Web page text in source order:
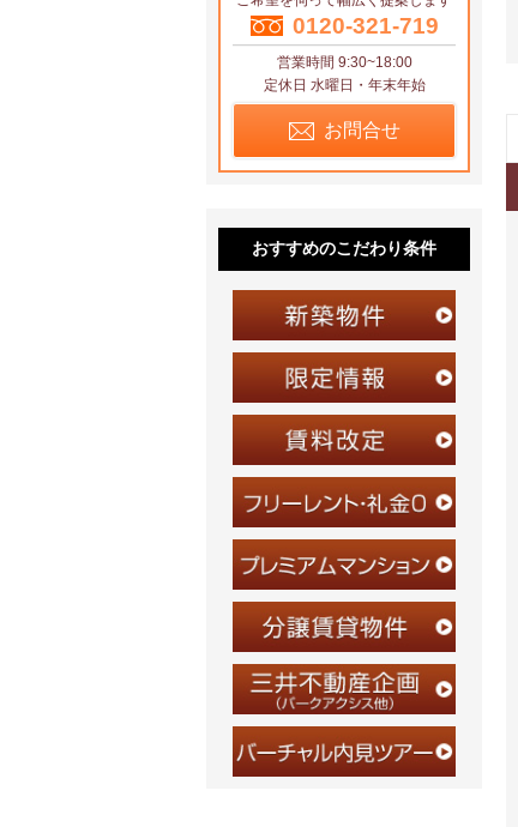
0120-321-719
営業時間 9:30~18:00
定休日 水曜日・年末年始
お問合せ
おすすめのこだわり条件